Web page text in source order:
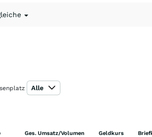
Alle
Ges. Umsatz/Volumen Geldkurs